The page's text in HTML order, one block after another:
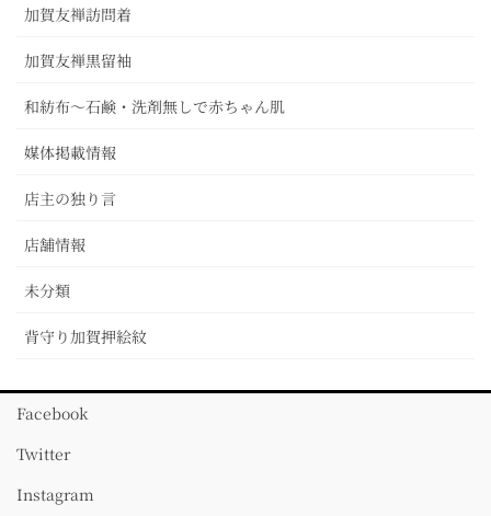
加賀友禅訪問着
加賀友禅黒留袖
和紡布～石鹸・洗剤無しで赤ちゃん肌
媒体掲載情報
店主の独り言
店舗情報
未分類
背守り加賀押絵紋
Facebook
Twitter
Instagram